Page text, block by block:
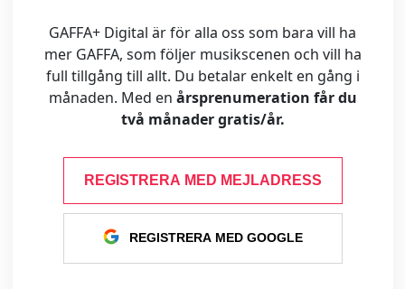
GAFFA+ Digital är för alla oss som bara vill ha
mer GAFFA, som följer musikscenen och vill ha
full tillgång till allt. Du betalar enkelt en gång i
månaden. Med en årsprenumeration får du
två månader gratis/år.
REGISTRERA MED MEJLADRESS
REGISTRERA MED GOOGLE